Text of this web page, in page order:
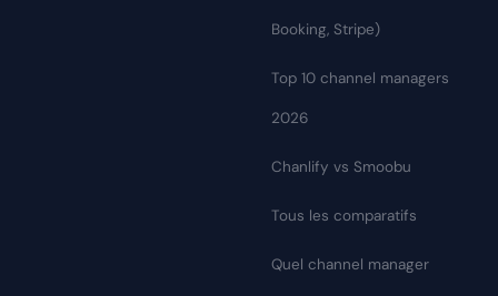
Booking, Stripe)
Top 10 channel managers
2026
Chanlify vs Smoobu
Tous les comparatifs
Quel channel manager